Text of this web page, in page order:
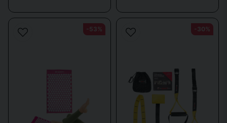
-53% -30%